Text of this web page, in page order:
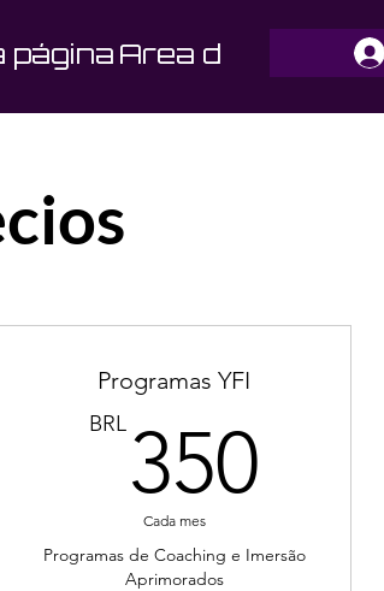
página Area de Alumnos
Programas YFI
BRL 350
Cada mes
Programas de Coaching e Imersão
Aprimorados